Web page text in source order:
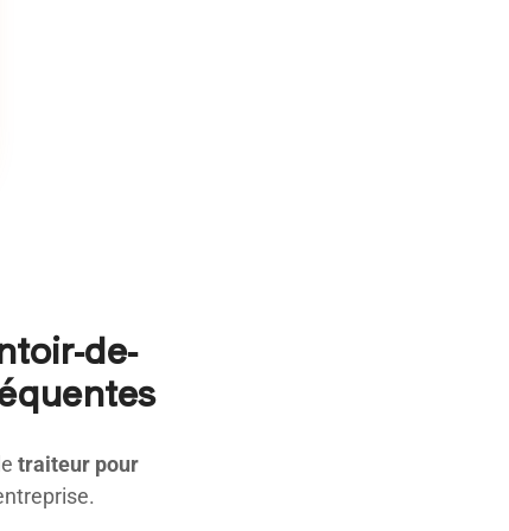
traiteur pour
de-